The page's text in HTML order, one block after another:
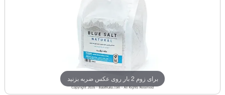
برای زوم 2 بار روی عکس ضربه بزنید